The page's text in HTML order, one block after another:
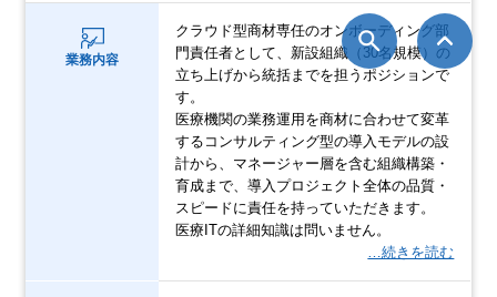
業務内容
クラウド型商材専任のオンボーディング部
門責任者として、新設組織（30名規模）の
立ち上げから統括までを担うポジションで
す。
医療機関の業務運用を商材に合わせて変革
するコンサルティング型の導入モデルの設
計から、マネージャー層を含む組織構築・
育成まで、導入プロジェクト全体の品質・
スピードに責任を持っていただきます。
医療ITの詳細知識は問いません。
…続きを読む